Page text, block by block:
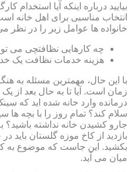
بیایید درباره اینکه آیا
انتخاب مناسبی برای اهل خانه
خانواده ها عوامل زیر را در نظر
چه کارهایی نظافتچی می
هزینه خدمات نظافت یک
با این حال، مهمترین مسئله به
زمان است. آیا تا به حال بعد از
درمانده وارد خانه شده اید که
سلام کند؟ تمام روز را با بچه
جارو کشیدن خانه نداشته باشید؟
بازدید از کاخ موزه گلستان باید
بکشید. این جاست که موضوع به
میان می آید.